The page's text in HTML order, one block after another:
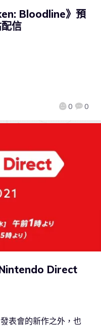
Bloodline》預
信
0 0
Nintendo Direct
表會的新作之外，也